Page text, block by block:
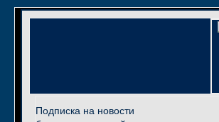
Подписка на новости